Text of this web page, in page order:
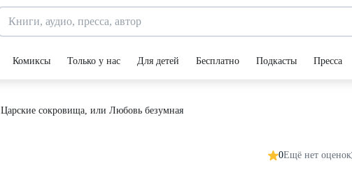
Комиксы Только у нас Для детей Бесплатно Подкасты Пресса
Царские сокровища, или Любовь безумная
0Ещё нет оценок